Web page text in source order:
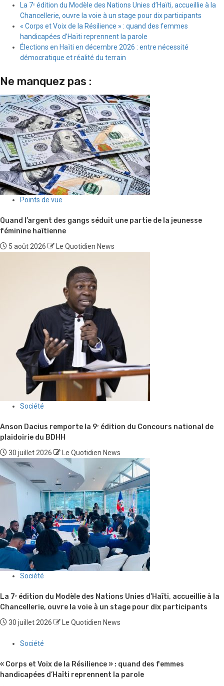
La 7ᵉ édition du Modèle des Nations Unies d’Haïti, accueillie à la
Chancellerie, ouvre la voie à un stage pour dix participants
« Corps et Voix de la Résilience » : quand des femmes
handicapées d’Haïti reprennent la parole
Élections en Haïti en décembre 2026 : entre nécessité
démocratique et réalité du terrain
Ne manquez pas :
Points de vue
Quand l’argent des gangs séduit une partie de la jeunesse
féminine haïtienne
5 août 2026 Le Quotidien News
Société
Anson Dacius remporte la 9ᵉ édition du Concours national de
plaidoirie du BDHH
30 juillet 2026 Le Quotidien News
Société
La 7ᵉ édition du Modèle des Nations Unies d’Haïti, accueillie à la
Chancellerie, ouvre la voie à un stage pour dix participants
30 juillet 2026 Le Quotidien News
Société
« Corps et Voix de la Résilience » : quand des femmes
handicapées d’Haïti reprennent la parole